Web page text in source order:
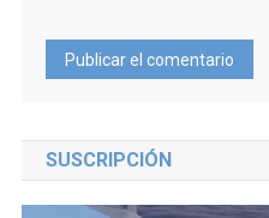
SUSCRIPCIÓN